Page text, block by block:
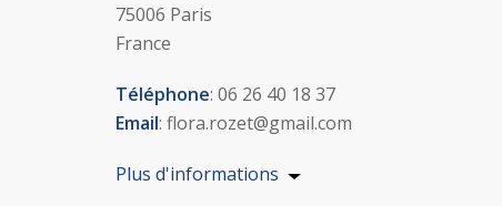
75006 Paris
France
Téléphone: 06 26 40 18 37
Email: flora.rozet@gmail.com
Plus d'informations